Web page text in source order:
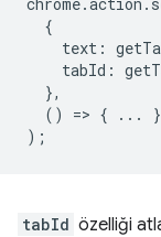
{
text :
tabId :
},
()
=> { ...
}
);
tabId özelliği